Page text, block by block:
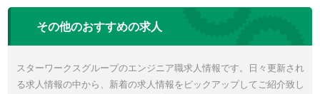
その他のおすすめの求人
スターワークスグループのエンジニア職求人情報です。日々更新され
る求人情報の中から、新着の求人情報をピックアップしてご紹介致し